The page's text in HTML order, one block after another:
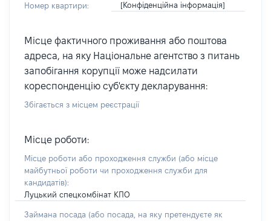
Номер квартири: [Конфіденційна інформація]
Місце фактичного проживання або поштова
адреса, на яку Національне агентство з питань
запобігання корупції може надсилати
кореспонденцію суб'єкту декларування:
Збігається з місцем реєстрації
Місце роботи:
Місце роботи або проходження служби (або місце
майбутньої роботи чи проходження служби для
кандидатів):
Луцький спецкомбінат КПО
Займана посада (або посада, на яку претендуєте як